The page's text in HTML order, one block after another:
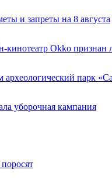
и запреты на 8 августа
Okko признан
парк
уборочная кампания